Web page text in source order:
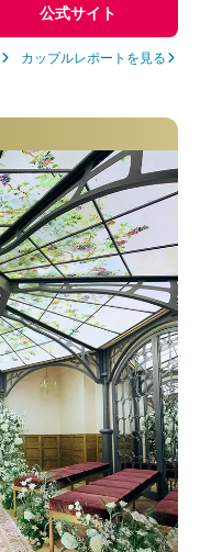
公式サイト
カップルレポートを見る